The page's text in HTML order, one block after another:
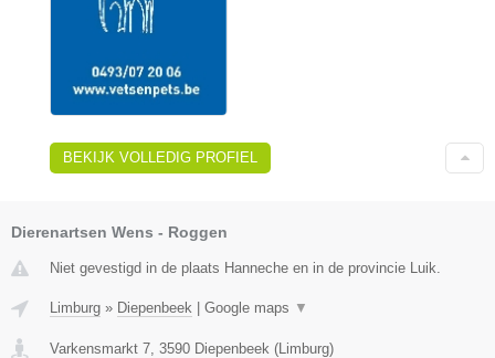
BEKIJK VOLLEDIG PROFIEL
Dierenartsen Wens - Roggen
Niet gevestigd in de plaats Hanneche en in de provincie Luik.
Limburg » Diepenbeek | Google maps ▼
Varkensmarkt 7 3590 Diepenbeek (Limburg)